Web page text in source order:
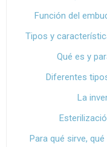
Función del
Tipos y
Qué es y
Diferentes
La
Para qué sirve,